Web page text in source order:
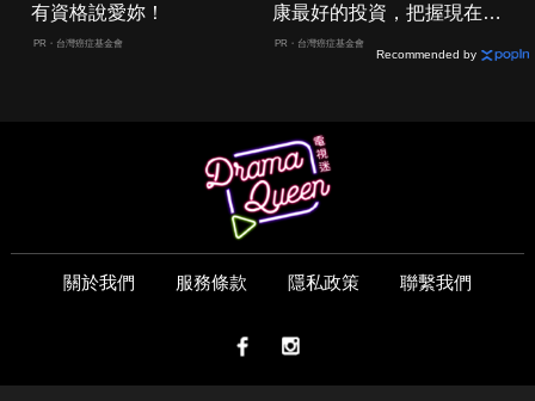
有資格說愛妳！
PR・台灣癌症基金會
康最好的投資，把握現在不
嫌晚！
PR・台灣癌症基金會
Recommended by
關於我們 服務條款 隱私政策 聯繫我們